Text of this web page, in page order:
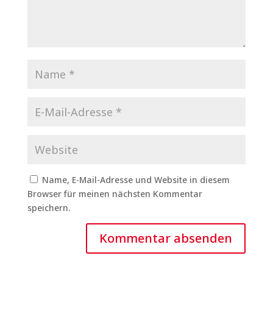
Name, E-Mail-Adresse und Website in diesem
Browser für meinen nächsten Kommentar
speichern.